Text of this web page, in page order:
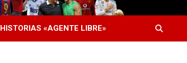
HISTORIAS «AGENTE LIBRE»